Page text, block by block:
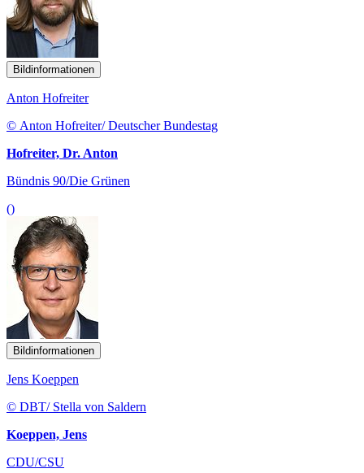
Bildinformationen
Anton Hofreiter
© Anton Hofreiter/ Deutscher Bundestag
Hofreiter, Dr. Anton
Bündnis 90/Die Grünen
()
Bildinformationen
Jens Koeppen
© DBT/ Stella von Saldern
Koeppen, Jens
CDU/CSU